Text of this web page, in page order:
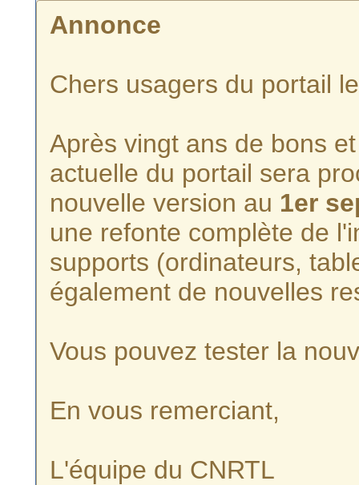
Annonce
Chers usagers du portail
Après vingt ans de bons
actuelle du portail sera
nouvelle version au 1er
une refonte complète de
supports (ordinateurs,
également de nouvelles
Vous pouvez tester la
En vous remerciant,
L'équipe du CNRTL